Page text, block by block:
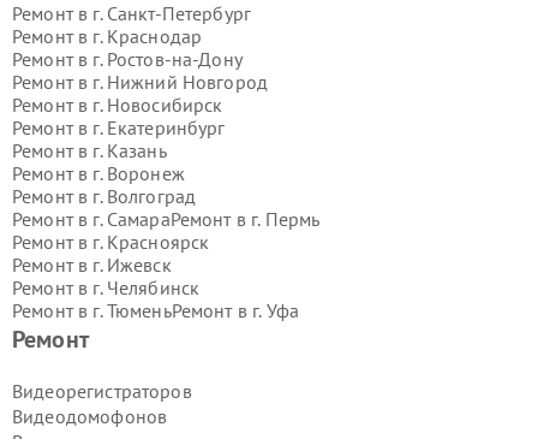
Ремонт
Видеорегистраторов
Видеодомофонов
Ремонт в г. Санкт-Петербург
Ремонт в г. Краснодар
Ремонт в г. Ростов-на-Дону
Ремонт в г. Нижний Новгород
Ремонт в г. Новосибирск
Ремонт в г. Екатеринбург
Ремонт в г. Казань
Ремонт в г. Воронеж
Ремонт в г. Волгоград
Ремонт в г. СамараРемонт в г. Пермь
Ремонт в г. Красноярск
Ремонт в г. Ижевск
Ремонт в г. Челябинск
Ремонт в г.ТюменьРемонт в г. Уфа
Ремонт в г.
Ремонт в г.
Ремонт в г.Барнаул
Ремонт в г.Тольятти